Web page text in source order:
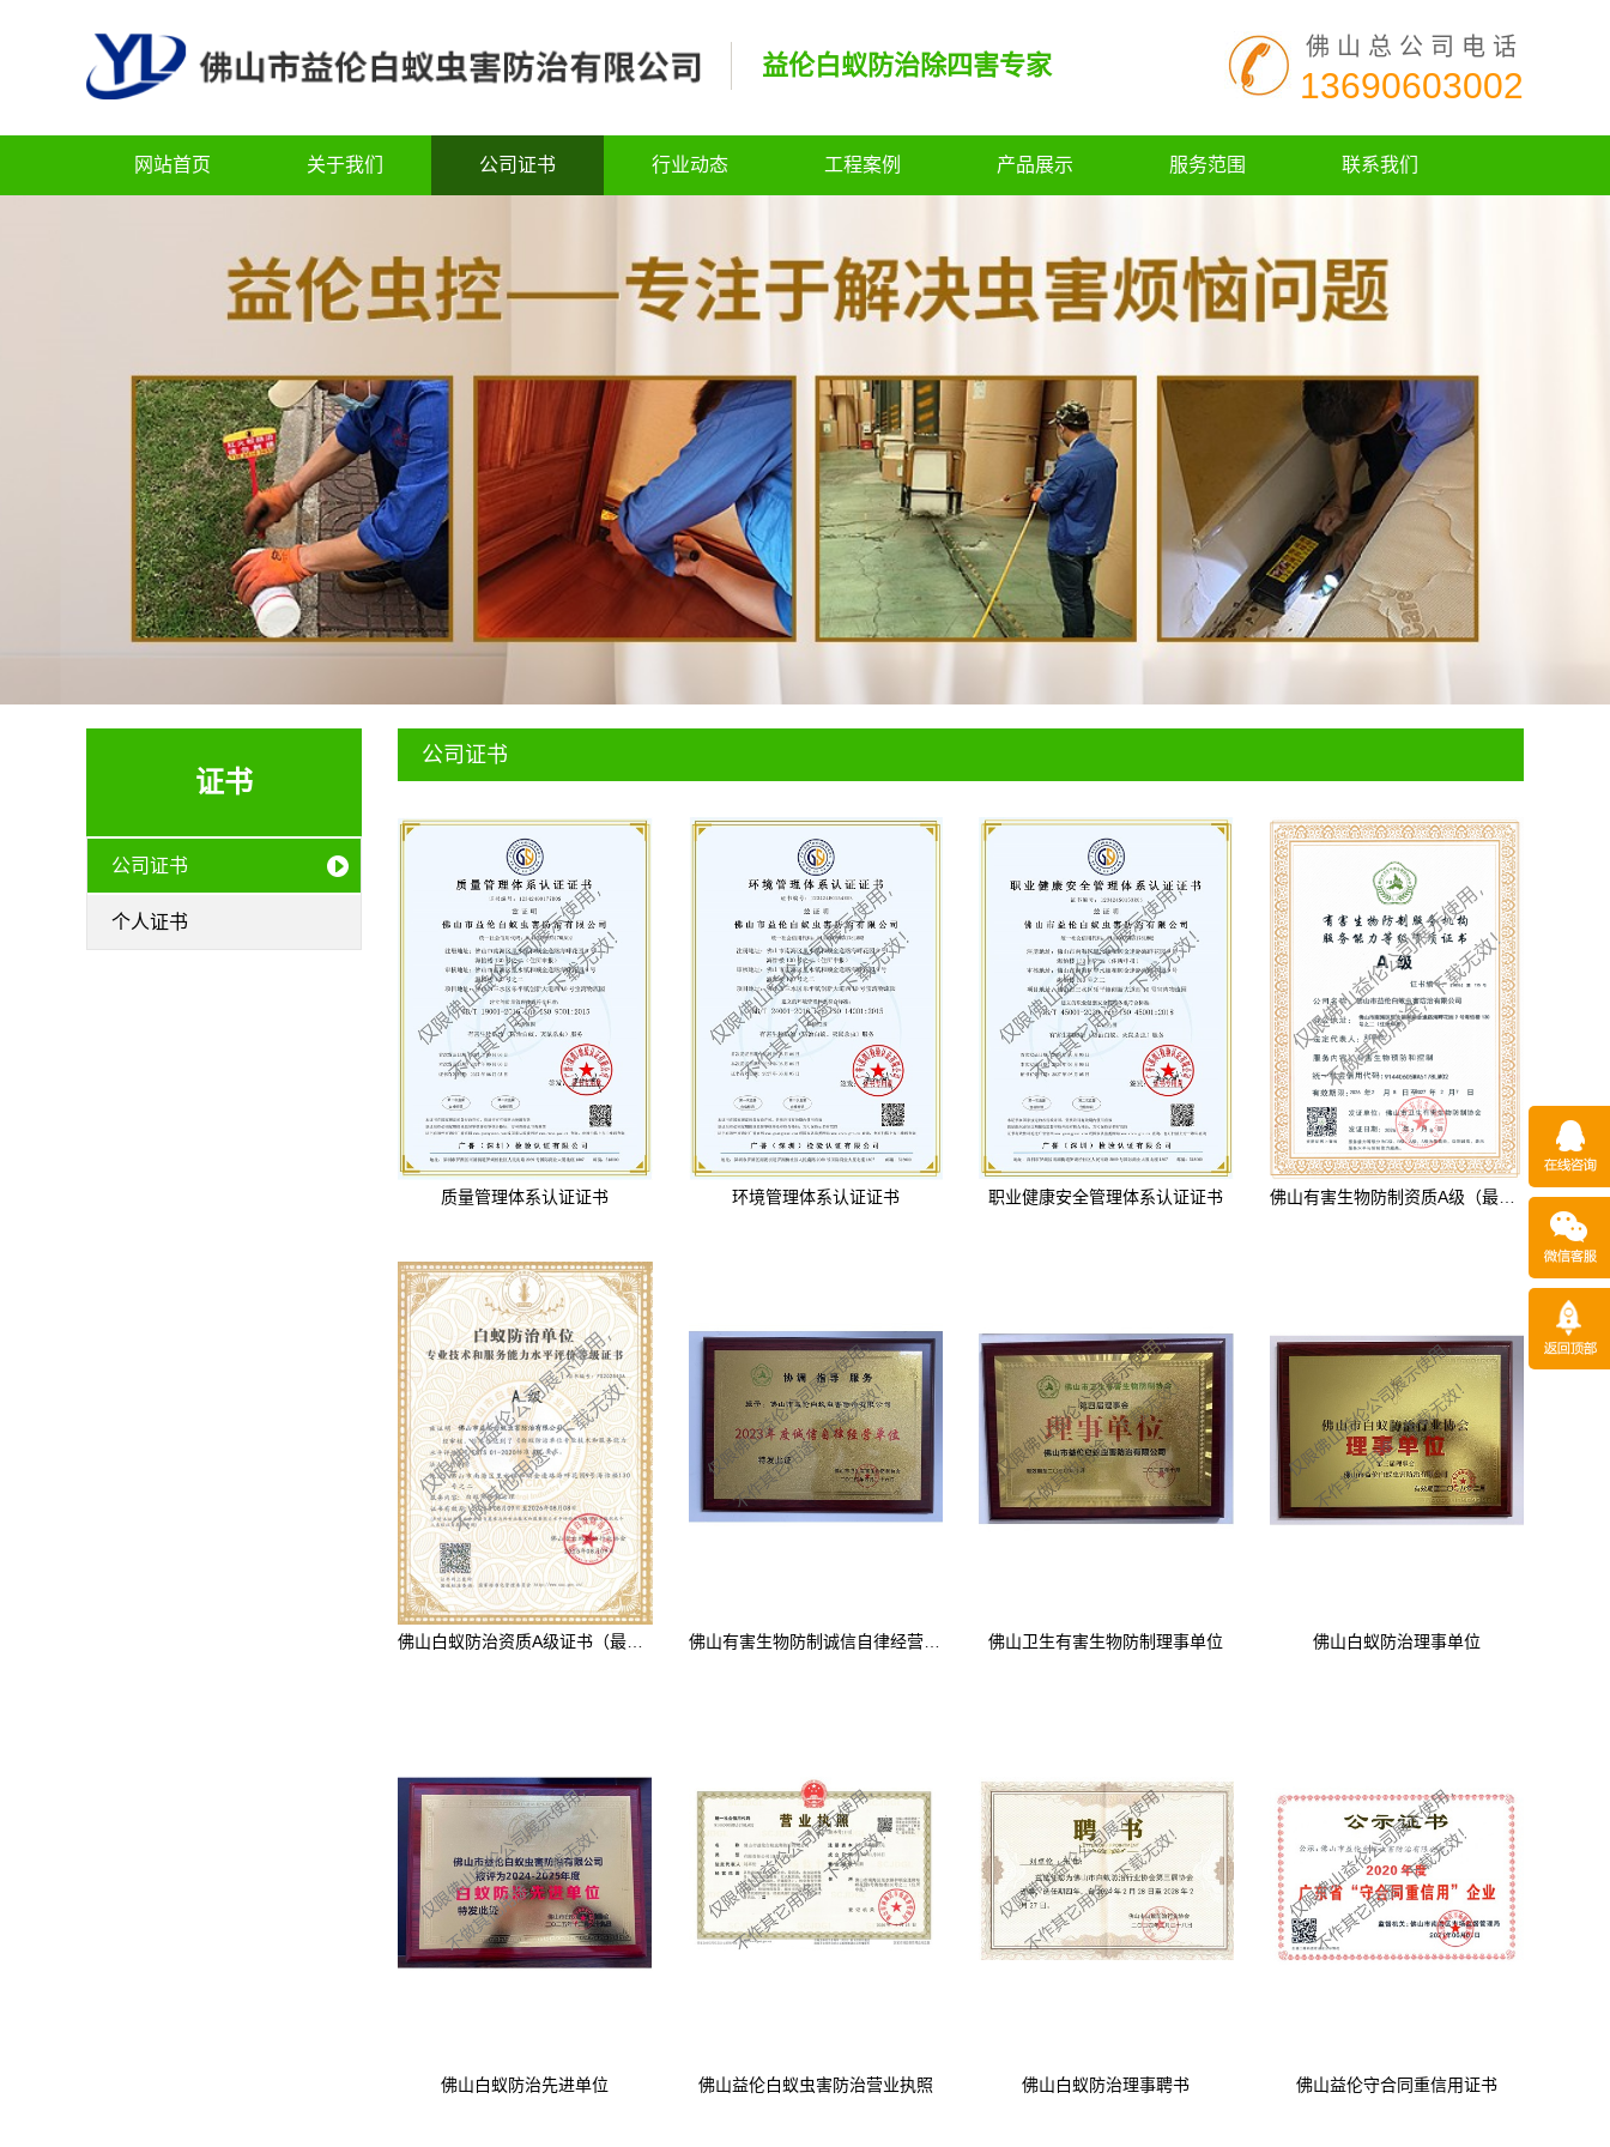
益伦白蚁防治除四害专家
佛山总公司电话
13690603002
网站首页 关于我们 公司证书 行业动态 工程案例 产品展示 服务范围 联系我们
证书
公司证书
个人证书
公司证书
质量管理体系认证证书 环境管理体系认证证书 职业健康安全管理体系认证证书 佛山有害生物防制资质A级（最高级）
佛山有害生物防制诚信自律经营单位 佛山卫生有害生物防制理事单位 佛山白蚁防治理事单位
佛山白蚁防治先进单位 佛山益伦白蚁虫害防治营业执照 佛山白蚁防治理事聘书 佛山益伦守合同重信用证书